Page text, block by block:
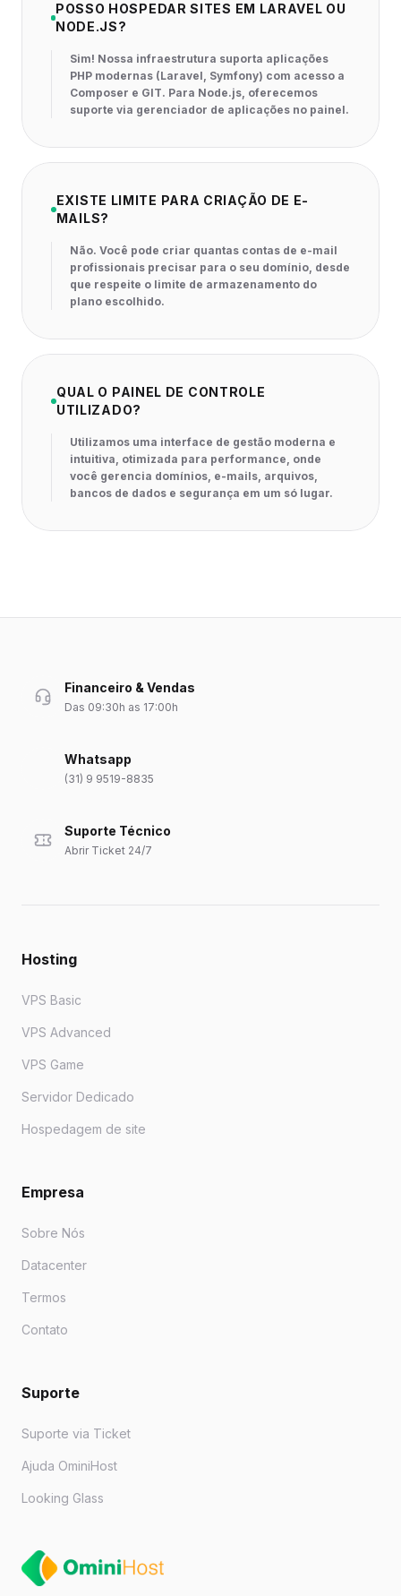
POSSO HOSPEDAR SITES EM LARAVEL OU
NODE.JS?
Sim! Nossa infraestrutura suporta aplicações
PHP modernas (Laravel, Symfony) com acesso a
Composer e GIT. Para Node.js, oferecemos
suporte via gerenciador de aplicações no painel.
EXISTE LIMITE PARA CRIAÇÃO DE E-
MAILS?
Não. Você pode criar quantas contas de e-mail
profissionais precisar para o seu domínio, desde
que respeite o limite de armazenamento do
plano escolhido.
QUAL O PAINEL DE CONTROLE
UTILIZADO?
Utilizamos uma interface de gestão moderna e
intuitiva, otimizada para performance, onde
você gerencia domínios, e-mails, arquivos,
bancos de dados e segurança em um só lugar.
Financeiro & Vendas
Das 09:30h as 17:00h
Whatsapp
(31) 9 9519-8835
Suporte Técnico
Abrir Ticket 24/7
Hosting
VPS Basic
VPS Advanced
VPS Game
Servidor Dedicado
Hospedagem de site
Empresa
Sobre Nós
Datacenter
Termos
Contato
Suporte
Suporte via Ticket
Ajuda OminiHost
Looking Glass